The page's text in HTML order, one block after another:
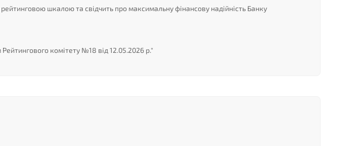
шкалою та свідчить про максимальну фінансову надійність Банку
комітету №18 від 12.05.2026 р."